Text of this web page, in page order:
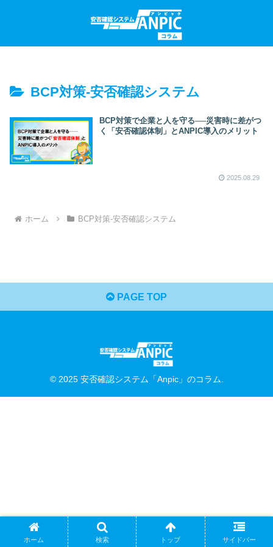
BCP対策-安否確認システム
BCP対策で企業と人を守る──災害時に差がつ
く「安否確認体制」とANPIC導入のメリット
2025.08.29
ホーム BCP対策-安否確認システム
PAGE TOP
© 2025 安否確認システム「Anpic」のコラム.
ホーム 検索 トップ サイドバー